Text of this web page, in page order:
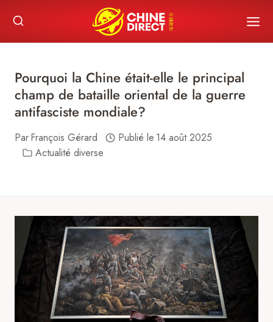
content
Pourquoi la Chine était-elle le principal
champ de bataille oriental de la guerre
antifasciste mondiale?
ParFrançois Gérard Publié le 14 août 2025
Actualité diverse